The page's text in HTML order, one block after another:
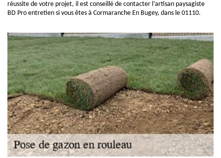
réussite de votre projet, il est conseillé de contacter l’artisan paysagiste
BD Pro entretien si vous êtes à Cormaranche En Bugey, dans le 01110.